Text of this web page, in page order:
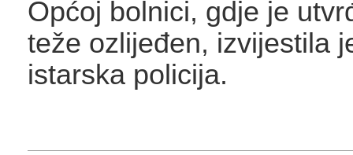
Općoj bolnici, gdje je
teže ozlijeđen, izvijestila
istarska policija.